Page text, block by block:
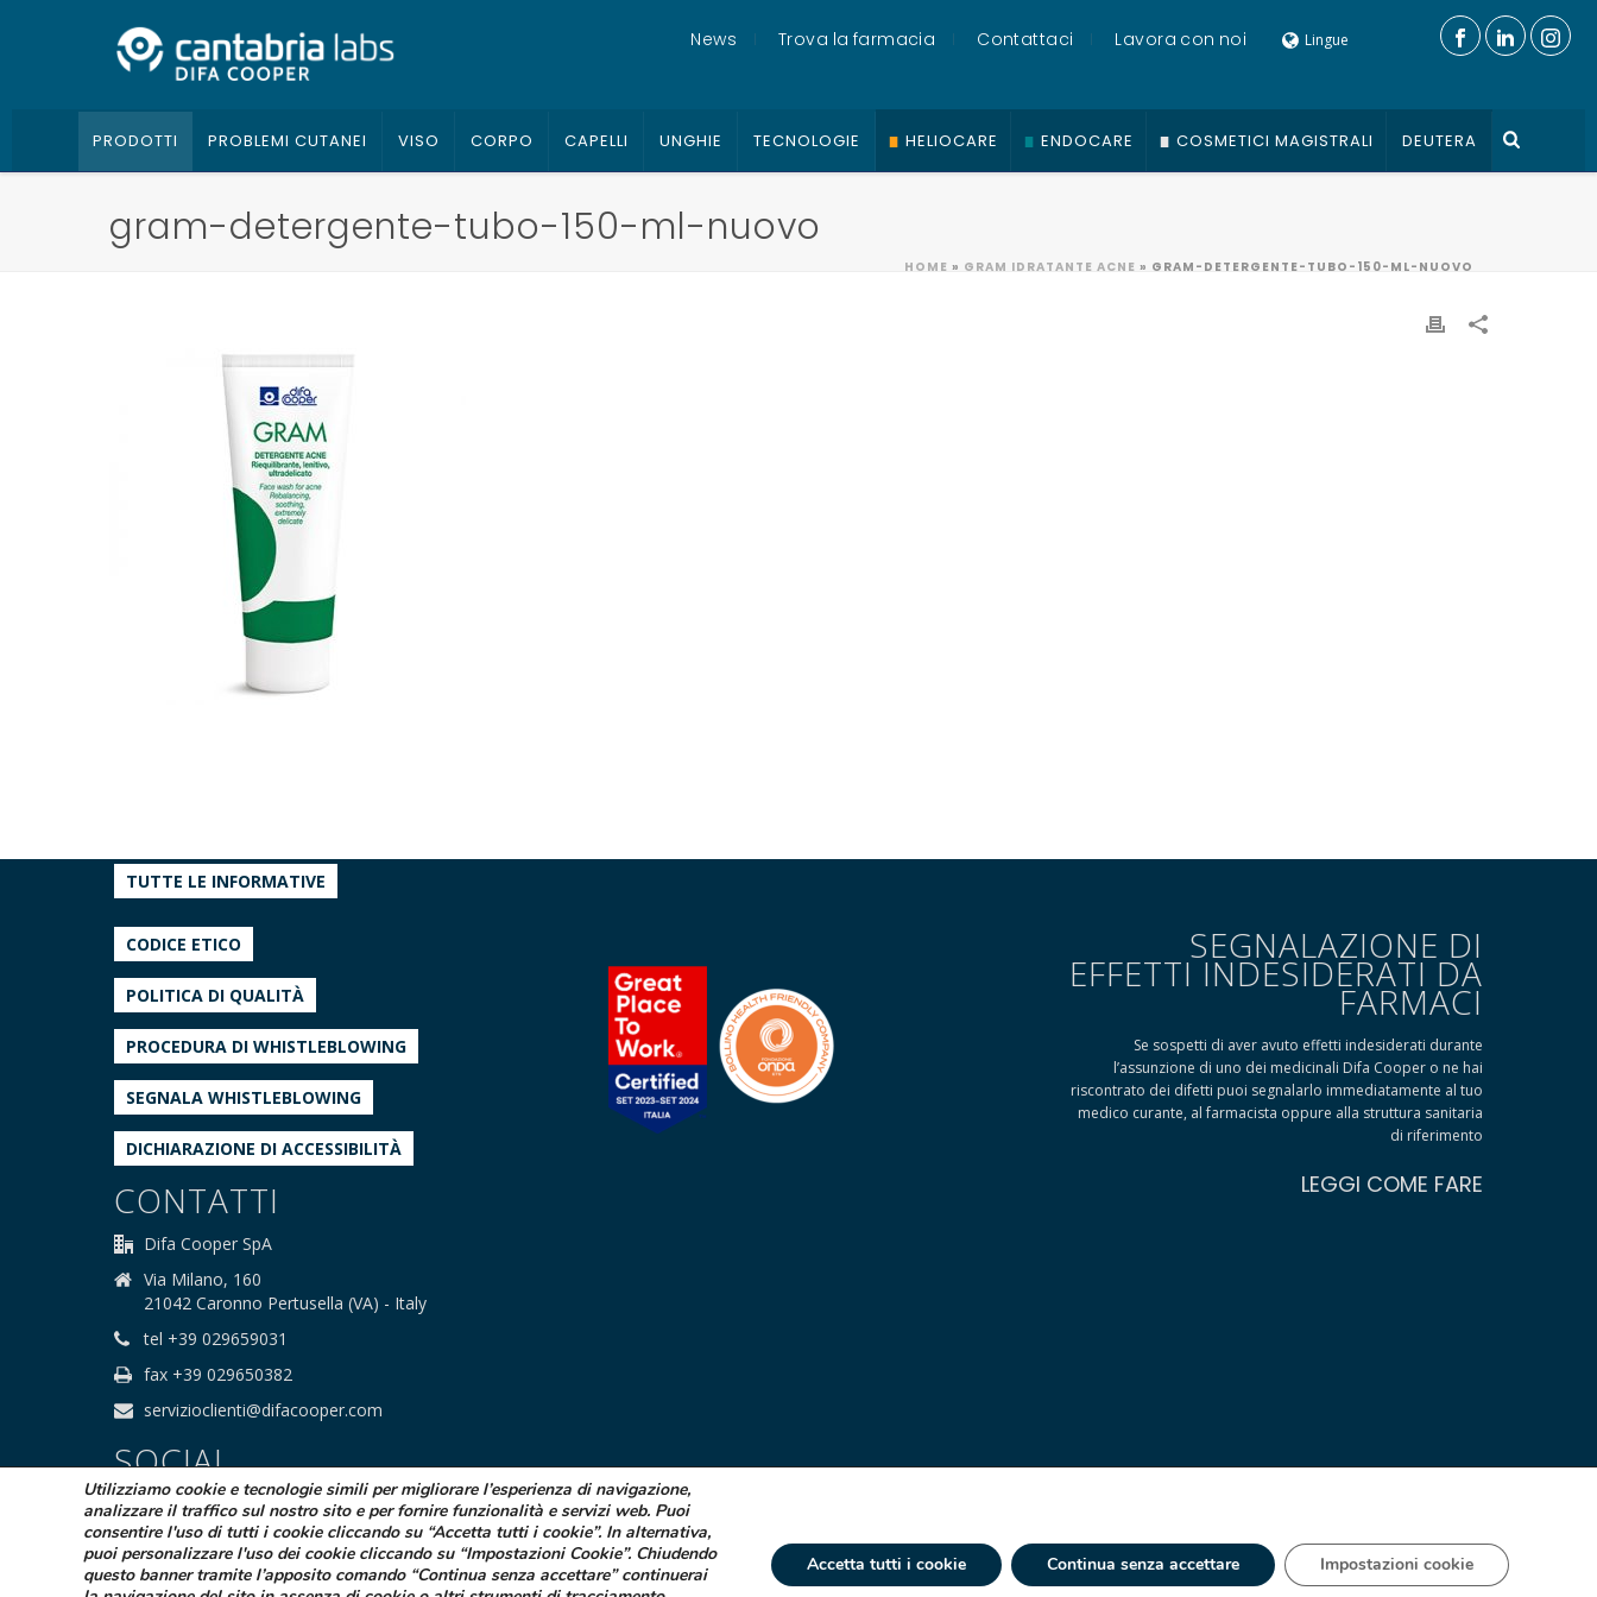
News Trova la farmacia Contattaci Lavora con noi Lingue
PRODOTTI PROBLEMI CUTANEI VISO CORPO CAPELLI UNGHIE TECNOLOGIE HELIOCARE ENDOCARE COSMETICI MAGISTRALI DEUTERA
gram-detergente-tubo-150-ml-nuovo
HOME » GRAM IDRATANTE ACNE » GRAM-DETERGENTE-TUBO-150-ML-NUOVO
TUTTE LE INFORMATIVE
CODICE ETICO
POLITICA DI QUALITÀ
PROCEDURA DI WHISTLEBLOWING
SEGNALA WHISTLEBLOWING
DICHIARAZIONE DI ACCESSIBILITÀ
CONTATTI
Difa Cooper SpA
Via Milano, 160
21042 Caronno Pertusella (VA) - Italy
tel +39 029659031
fax +39 029650382
servizioclienti@difacooper.com
SOCIAL
SEGNALAZIONE DI
EFFETTI INDESIDERATI DA
FARMACI
Se sospetti di aver avuto effetti indesiderati durante
l’assunzione di uno dei medicinali Difa Cooper o ne hai
riscontrato dei difetti puoi segnalarlo immediatamente al tuo
medico curante, al farmacista oppure alla struttura sanitaria
di riferimento
LEGGI COME FARE
Utilizziamo cookie e tecnologie simili per migliorare l’esperienza di navigazione,
analizzare il traffico sul nostro sito e per fornire funzionalità e servizi web. Puoi
consentire l'uso di tutti i cookie cliccando su “Accetta tutti i cookie”. In alternativa,
puoi personalizzare l'uso dei cookie cliccando su “Impostazioni Cookie”. Chiudendo
questo banner tramite l’apposito comando “Continua senza accettare” continuerai
Accetta tutti i cookie Continua senza accettare Impostazioni cookie